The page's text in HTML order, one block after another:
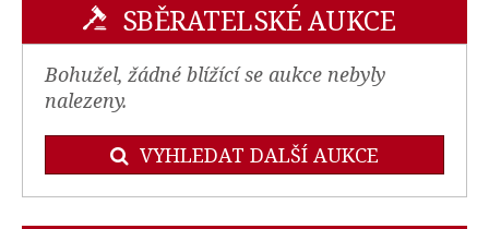
SBĚRATELSKÉ AUKCE
Bohužel, žádné blížící se aukce nebyly
nalezeny.
VYHLEDAT DALŠÍ AUKCE